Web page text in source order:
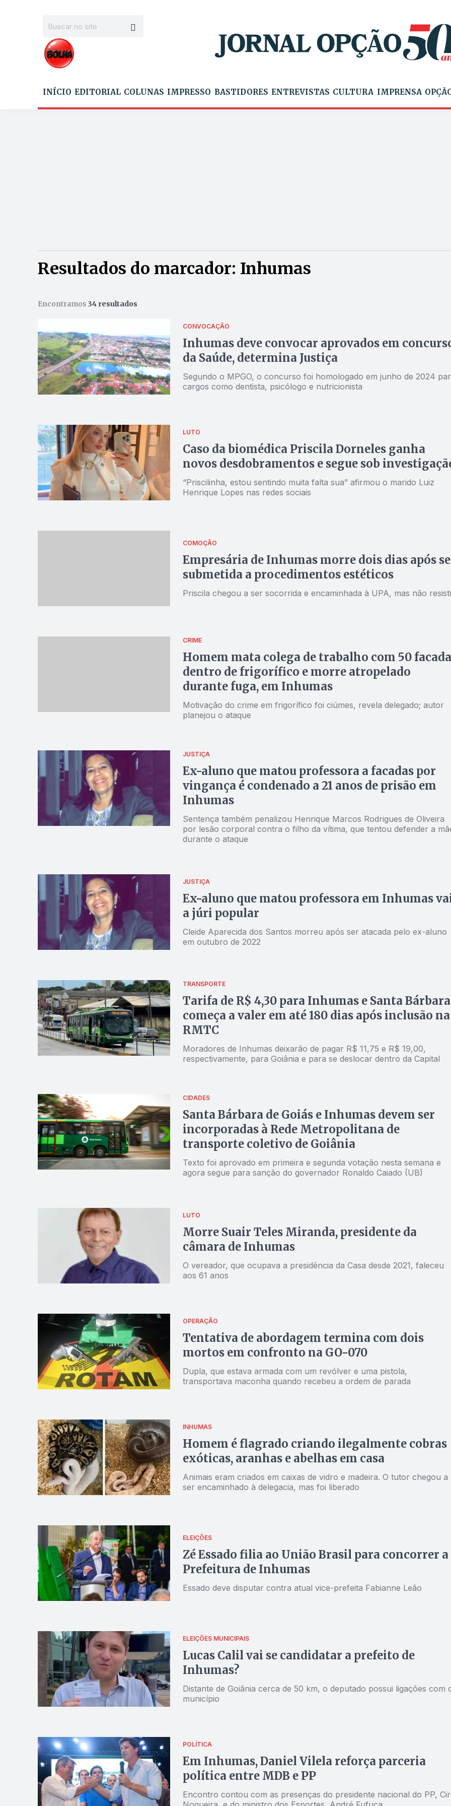
INÍCIO EDITORIAL COLUNAS IMPRESSO BASTIDORES ENTREVISTAS CULTURA IMPRENSA
Resultados do marcador: Inhumas
Encontramos 34 resultados
CONVOCAÇÃO
Inhumas deve convocar aprovados em
da Saúde, determina Justiça
Segundo o MPGO, o concurso foi homologado em junho de 2024
cargos como dentista, psicólogo e nutricionista
LUTO
Caso da biomédica Priscila Dorneles ganha
novos desdobramentos e segue sob
“Priscilinha, estou sentindo muita falta sua” afirmou o marido Luiz
Henrique Lopes nas redes sociais
COMOÇÃO
Empresária de Inhumas morre dois dias após
submetida a procedimentos estéticos
Priscila chegou a ser socorrida e encaminhada à UPA, mas não
CRIME
Homem mata colega de trabalho com 50
dentro de frigorífico e morre atropelado
durante fuga, em Inhumas
Motivação do crime em frigorífico foi ciúmes, revela delegado; autor
planejou o ataque
JUSTIÇA
Ex-aluno que matou professora a facadas por
vingança é condenado a 21 anos de prisão em
Inhumas
Sentença também penalizou Henrique Marcos Rodrigues de Oliveira
por lesão corporal contra o filho da vítima, que tentou defender a
durante o ataque
JUSTIÇA
Ex-aluno que matou professora em Inhumas
a júri popular
Cleide Aparecida dos Santos morreu após ser atacada pelo ex-aluno
em outubro de 2022
TRANSPORTE
Tarifa de R$ 4,30 para Inhumas e Santa Bárbara
começa a valer em até 180 dias após inclusão na
RMTC
Moradores de Inhumas deixarão de pagar R$ 11,75 e R$ 19,00,
respectivamente, para Goiânia e para se deslocar dentro da Capital
CIDADES
Santa Bárbara de Goiás e Inhumas devem ser
incorporadas à Rede Metropolitana de
transporte coletivo de Goiânia
Texto foi aprovado em primeira e segunda votação nesta semana e
agora segue para sanção do governador Ronaldo Caiado (UB)
LUTO
Morre Suair Teles Miranda, presidente da
câmara de Inhumas
O vereador, que ocupava a presidência da Casa desde 2021, faleceu
aos 61 anos
OPERAÇÃO
Tentativa de abordagem termina com dois
mortos em confronto na GO-070
Dupla, que estava armada com um revólver e uma pistola,
transportava maconha quando recebeu a ordem de parada
INHUMAS
Homem é flagrado criando ilegalmente cobras
exóticas, aranhas e abelhas em casa
Animais eram criados em caixas de vidro e madeira. O tutor chegou a
ser encaminhado à delegacia, mas foi liberado
ELEIÇÕES
Zé Essado filia ao União Brasil para concorrer a
Prefeitura de Inhumas
Essado deve disputar contra atual vice-prefeita Fabianne Leão
ELEIÇÕES MUNICIPAIS
Lucas Calil vai se candidatar a prefeito de
Inhumas?
Distante de Goiânia cerca de 50 km, o deputado possui ligações com
município
POLÍTICA
Em Inhumas, Daniel Vilela reforça parceria
política entre MDB e PP
Encontro contou com as presenças do presidente nacional do PP,